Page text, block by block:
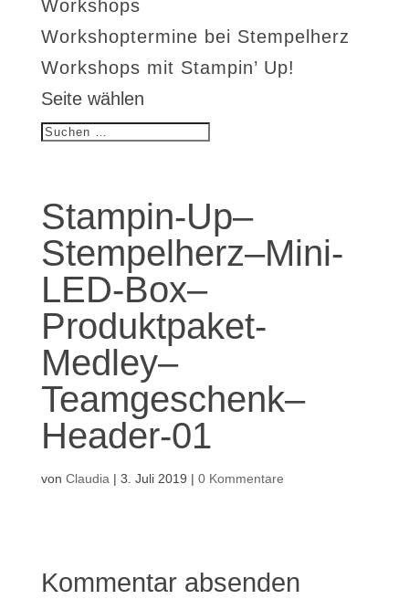
Workshops
Workshoptermine bei Stempelherz
Workshops mit Stampin’ Up!
Seite wählen
Stampin-Up–
Stempelherz–Mini-
LED-Box–
Produktpaket-
Medley–
Teamgeschenk–
Header-01
von Claudia | 3. Juli 2019 | 0 Kommentare
Kommentar absenden